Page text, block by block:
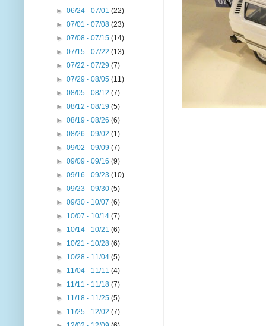
►06/24 - 07/01(22)
►07/01 - 07/08(23)
►07/08 - 07/15(14)
►07/15 - 07/22(13)
►07/22 - 07/29(7)
►07/29 - 08/05(11)
►08/05 - 08/12(7)
►08/12 - 08/19(5)
►08/19 - 08/26(6)
►08/26 - 09/02(1)
►09/02 - 09/09(7)
►09/09 - 09/16(9)
►09/16 - 09/23(10)
►09/23 - 09/30(5)
►09/30 - 10/07(6)
► 10/07 - 10/14(7)
► 10/14 - 10/21(6)
► 10/21 - 10/28(6)
► 10/28 - 11/04(5)
► 11/04 - 11/11(4)
► 11/11 - 11/18(7)
► 11/18 - 11/25(5)
► 11/25 - 12/02(7)